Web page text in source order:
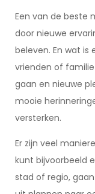
Een van de beste
door nieuwe
beleven. En wat
vrienden of
gaan en nieuwe
mooie
versterken.
Er zijn veel
kunt bijvoorbeeld
stad of regio,